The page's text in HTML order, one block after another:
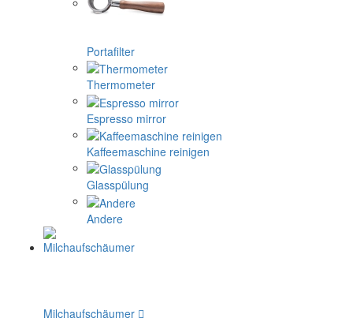
Portafilter
Thermometer
Espresso mirror
Kaffeemaschine reinigen
Glasspülung
Andere
Milchaufschäumer